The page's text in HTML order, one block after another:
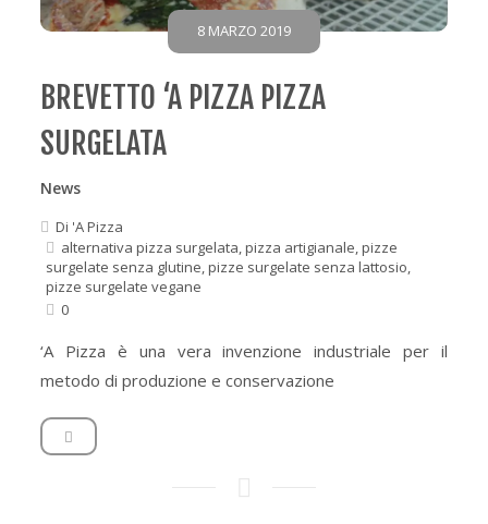
8 MARZO 2019
BREVETTO ‘A PIZZA PIZZA
SURGELATA
News
Di 'A Pizza
alternativa pizza surgelata,pizza artigianale,pizze
surgelate senza glutine,pizze surgelate senza lattosio,
pizze surgelate vegane
0
‘A Pizza è una vera invenzione industriale per il
metodo di produzione e conservazione